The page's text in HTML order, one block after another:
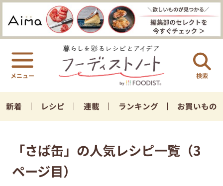
検索
新着 レシピ 連載 ランキング お買いもの
「さば缶」の人気レシピ一覧（3
ページ目）